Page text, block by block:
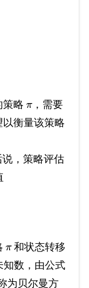
策略 π，需要
衡量该策略
，策略评估
π和状态转移
知数，由公式
为贝尔曼方